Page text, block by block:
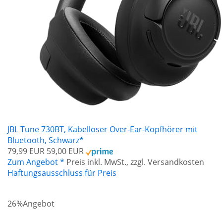
JBL Tune 730BT, Kabelloser Over-Ear-Kopfhörer mit
Bluetooth, Schwarz*
79,99 EUR 59,00 EUR
Zum Angebot * Preis inkl. MwSt., zzgl. Versandkosten
Haftungsausschluss für Preis
26%Angebot